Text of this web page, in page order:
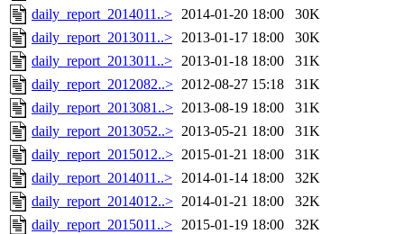
daily_report_2014011..> 2014-01-20 18:00
30K
daily_report_2013011..> 2013-01-17 18:00
30K
daily_report_2013011..> 2013-01-18 18:00
31K
daily_report_2012082..> 2012-08-27 15:18
31K
daily_report_2013081..> 2013-08-19 18:00
31K
daily_report_2013052..> 2013-05-21 18:00
31K
daily_report_2015012..> 2015-01-21 18:00
31K
daily_report_2014011..> 2014-01-14 18:00
32K
daily_report_2014012..> 2014-01-21 18:00
32K
daily_report_2015011..> 2015-01-19 18:00
32K